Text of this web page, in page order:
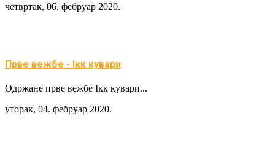
четвртак, 06. фебруар 2020.
Прве вежбе - Iкк кувари
Одржане прве вежбе Iкк кувари...
уторак, 04. фебруар 2020.